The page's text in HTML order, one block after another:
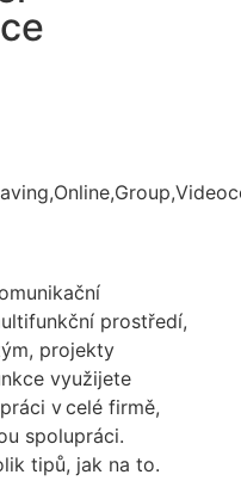
prostředí,
projekty
využijete
v celé firmě,
spolupráci.
tipů, jak na to.